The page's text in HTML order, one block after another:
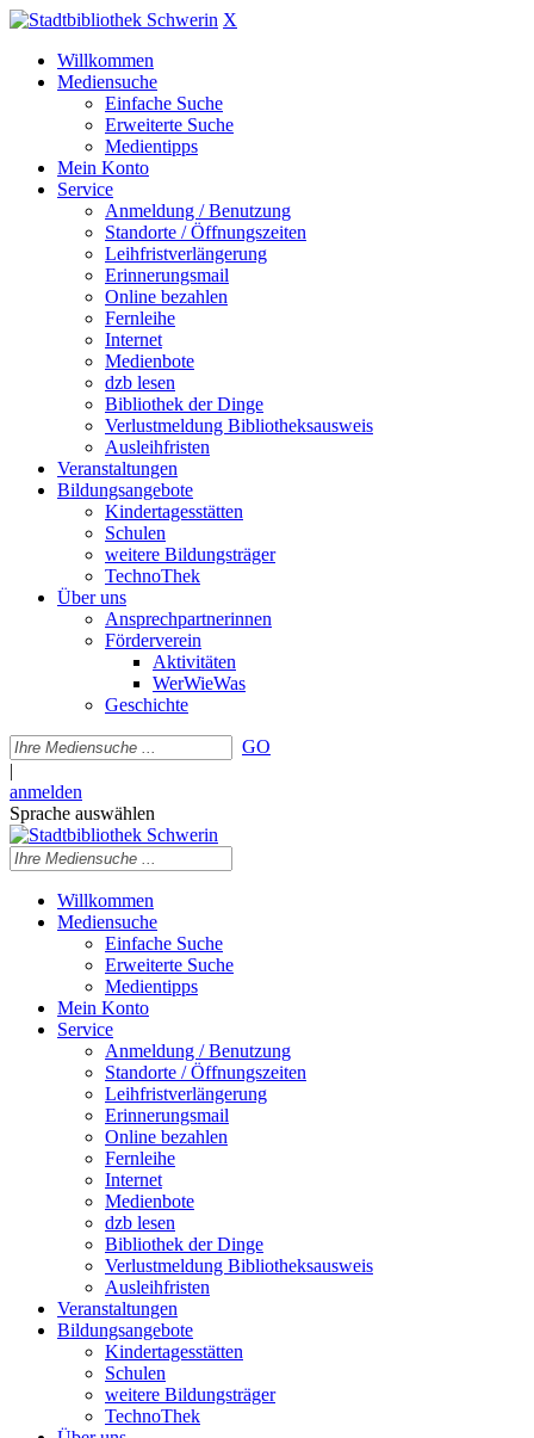
X
Willkommen
Mediensuche
Einfache Suche
Erweiterte Suche
Medientipps
Mein Konto
Service
Anmeldung / Benutzung
Standorte / Öffnungszeiten
Leihfristverlängerung
Erinnerungsmail
Online bezahlen
Fernleihe
Internet
Medienbote
dzb lesen
Bibliothek der Dinge
Verlustmeldung Bibliotheksausweis
Ausleihfristen
Veranstaltungen
Bildungsangebote
Kindertagesstätten
Schulen
weitere Bildungsträger
TechnoThek
Über uns
Ansprechpartnerinnen
Förderverein
Aktivitäten
WerWieWas
Geschichte
GO
|
anmelden
Sprache auswählen
Willkommen
Mediensuche
Einfache Suche
Erweiterte Suche
Medientipps
Mein Konto
Service
Anmeldung / Benutzung
Standorte / Öffnungszeiten
Leihfristverlängerung
Erinnerungsmail
Online bezahlen
Fernleihe
Internet
Medienbote
dzb lesen
Bibliothek der Dinge
Verlustmeldung Bibliotheksausweis
Ausleihfristen
Veranstaltungen
Bildungsangebote
Kindertagesstätten
Schulen
weitere Bildungsträger
TechnoThek